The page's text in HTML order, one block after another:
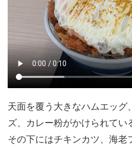
天面を覆う大きなハムエッグ
ズ、カレー粉がかけられてい
その下にはチキンカツ、海老